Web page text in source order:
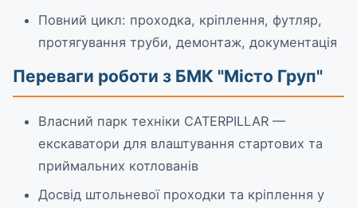
Повний цикл: проходка, кріплення, футляр,
протягування труби, демонтаж, документація
Переваги роботи з БМК "Місто Груп"
Власний парк техніки CATERPILLAR —
екскаватори для влаштування стартових та
приймальних котлованів
Досвід штольневої проходки та кріплення у